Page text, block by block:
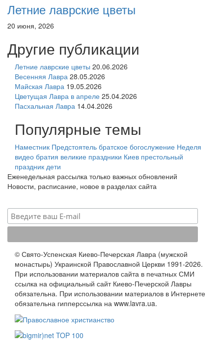
Летние лаврские цветы
20 июня, 2026
Другие публикации
Летние лаврские цветы 20.06.2026
Весенняя Лавра 28.05.2026
Майская Лавра 19.05.2026
Цветущая Лавра в апреле 25.04.2026
Пасхальная Лавра 14.04.2026
Популярные темы
Наместник Предстоятель братское богослужение Неделя
видео братия великие праздники Киев престольный
праздник дети
Еженедельная рассылка только важных обновлений
Новости, расписание, новое в разделах сайта
© Свято-Успенская Киево-Печерская Лавра (мужской
монастырь) Украинской Православной Церкви 1991-2026.
При использовании материалов сайта в печатных СМИ
ссылка на официальный сайт Киево-Печерской Лавры
обязательна. При использовании материалов в Интернете
обязательна гипперссылка на www.lavra.ua.